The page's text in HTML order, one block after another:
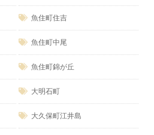
魚住町住吉
魚住町中尾
魚住町錦が丘
大明石町
大久保町江井島